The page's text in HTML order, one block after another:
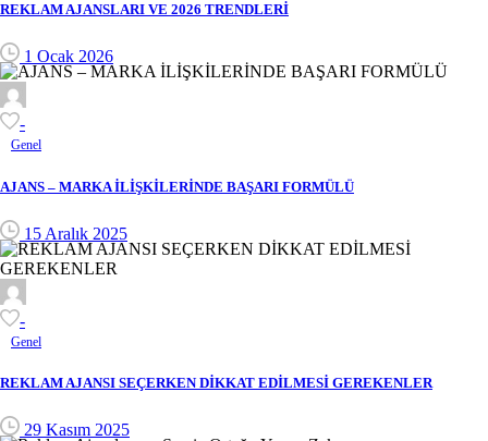
REKLAM AJANSLARI VE 2026 TRENDLERİ
1 Ocak 2026
-
Genel
AJANS – MARKA İLİŞKİLERİNDE BAŞARI FORMÜLÜ
15 Aralık 2025
-
Genel
REKLAM AJANSI SEÇERKEN DİKKAT EDİLMESİ GEREKENLER
29 Kasım 2025